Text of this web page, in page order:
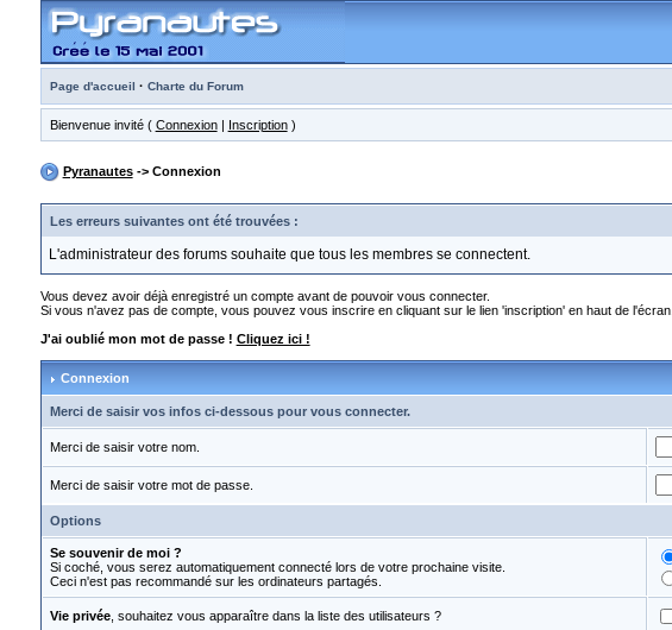
Page d'accueil · Charte du Forum
Bienvenue invité ( Connexion| Inscription)
Pyranautes-> Connexion
Les erreurs suivantes ont été trouvées :
L'administrateur des forums souhaite que tous les membres se connectent.
Vous devez avoir déjà enregistré un compte avant de pouvoir vous connecter.
Si vous n'avez pas de compte, vous pouvez vous inscrire en cliquant sur le lien 'inscription' en haut de l'écran.
J'ai oublié mon mot de passe ! Cliquez ici !
Connexion
Merci de saisir vos infos ci-dessous pour vous connecter.
Merci de saisir votre nom.
Merci de saisir votre mot de passe.
Options
Se souvenir de moi ?
Si coché, vous serez automatiquement connecté lors de votre prochaine visite.
Ceci n'est pas recommandé sur les ordinateurs partagés.
Vie privée, souhaitez vous apparaître dans la liste des utilisateurs ?